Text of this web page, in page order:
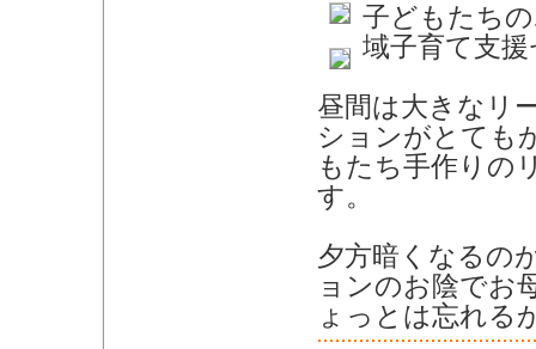
子どもたち
域子育て支
昼間は大きなリ
ションがとても
もたち手作りの
す。
夕方暗くなるの
ョンのお陰でお
ょっとは忘れる